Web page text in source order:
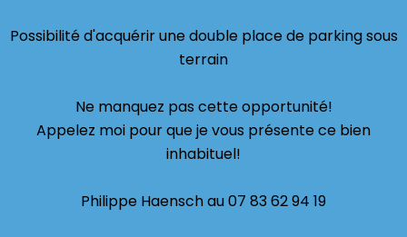
Possibilité d'acquérir une double place de parking sous
terrain
Ne manquez pas cette opportunité!
Appelez moi pour que je vous présente ce bien
inhabituel!
Philippe Haensch au 07 83 62 94 19